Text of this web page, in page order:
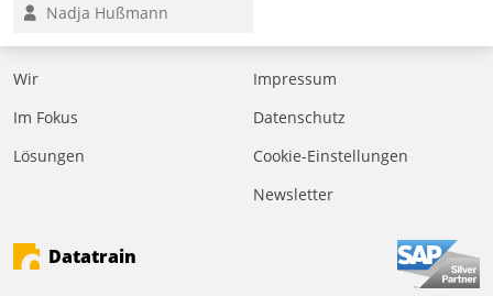
digitalen Cockpit, das
situationsbezogen
passende Fragen und
Eine intuitive
Dialogführung ermöglicht
effizienter zu bearbeiten.
Nadja Hußmann
Wir
Im Fokus
Lösungen
Impressum
Datenschutz
Cookie-Einstellungen
Newsletter
Datatrain